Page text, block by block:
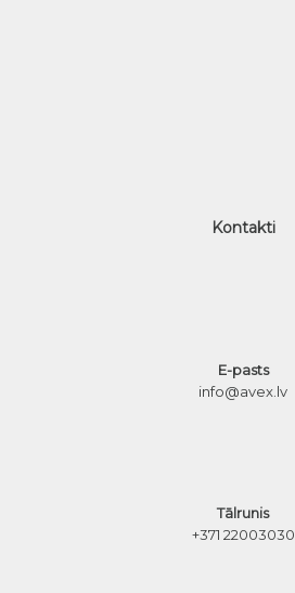
Kontakti
E-pasts
info@avex.lv
Tālrunis
+371 22003030